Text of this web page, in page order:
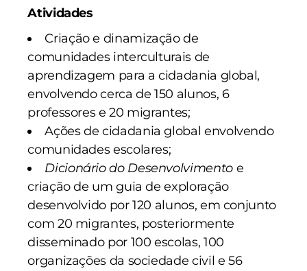
Atividades
Criação e dinamização de
comunidades interculturais de
aprendizagem para a cidadania global,
envolvendo cerca de 150 alunos, 6
professores e 20 migrantes;
Ações de cidadania global envolvendo
comunidades escolares;
Dicionário do Desenvolvimentoe
criação de um guia de exploração
desenvolvido por 120 alunos, em conjunto
com 20 migrantes, posteriormente
disseminado por 100 escolas, 100
organizações da sociedade civil e 56